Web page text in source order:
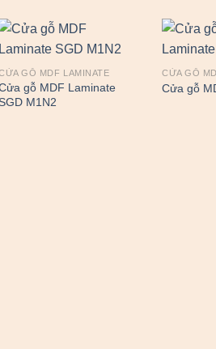
GỖ MDF LAMINATE
gỗ MDF Laminate
M1N2
CỬA GỖ
Cửa gỗ